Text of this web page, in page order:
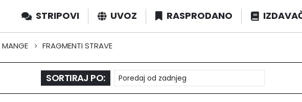
STRIPOVI UVOZ RASPRODANO
MANGE FRAGMENTI STRAVE
SORTIRAJ PO: